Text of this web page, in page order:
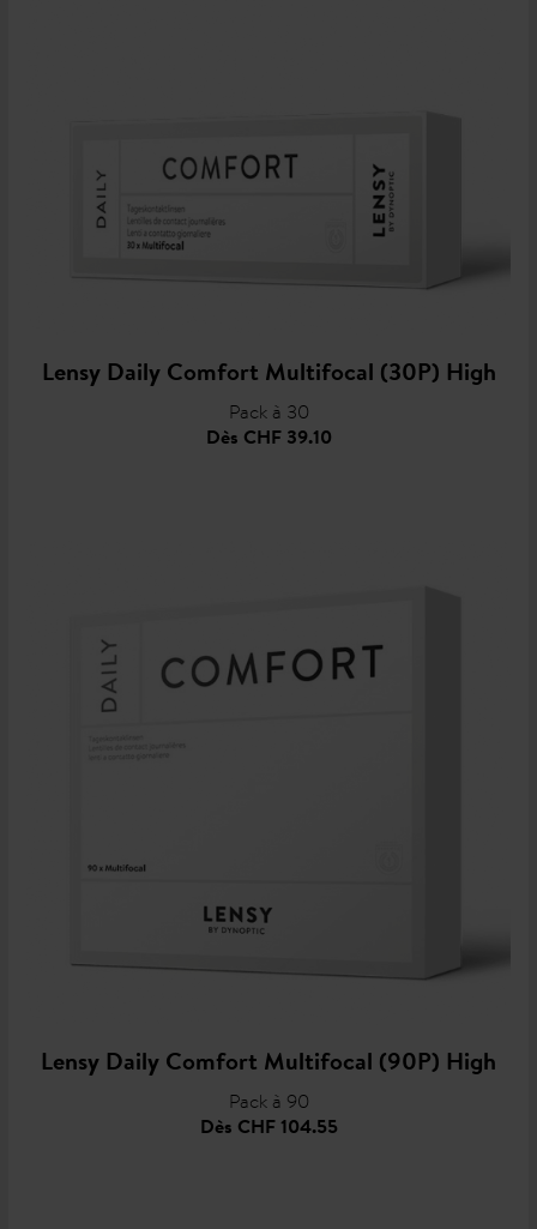
Lensy Daily Comfort Multifocal (30P) High
Pack à 30
Dès CHF 39.10
Lensy Daily Comfort Multifocal (90P) High
Pack à 90
Dès CHF 104.55